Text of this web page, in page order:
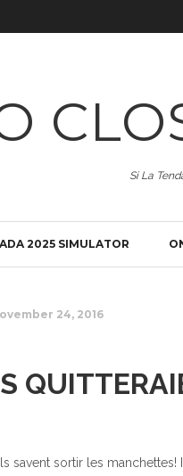
Si La
2025 SIMULATOR
24, 2016
savent sortir les